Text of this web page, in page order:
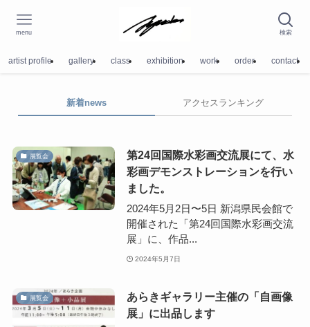
検索
menu
artist profile gallery class exhibition work order contact
新着news アクセスランキング
展覧会
第24回国際水彩画交流展にて、水
彩画デモンストレーションを行い
ました。
2024年5月2日〜5日 新潟県民会館で
開催された「第24回国際水彩画交流
展」に、作品...
2024年5月7日
展覧会
あらきギャラリー主催の「自画像
展」に出品します